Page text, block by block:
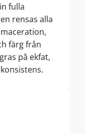
fulla
rensas alla
färg från
på ekfat,
ekfat.